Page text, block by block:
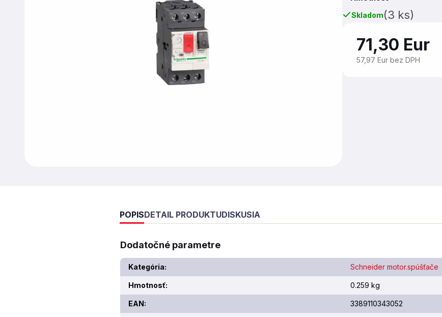
Skladom(3 ks)
71,30 Eur
57,97 Eur bez DPH
POPISDETAIL PRODUKTUDISKUSIA
Dodatočné parametre
Kategória: Schneider motor.spúšťače
Hmotnosť: 0.259 kg
EAN: 3389110343052